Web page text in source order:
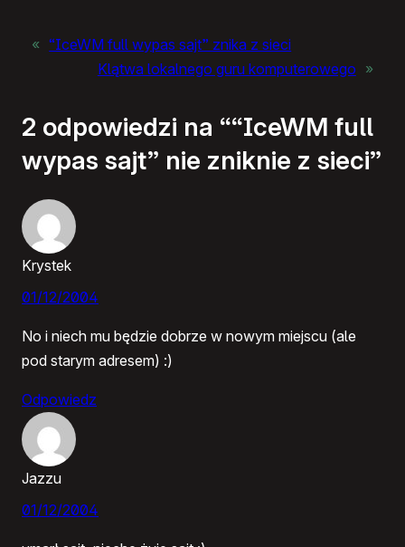
« “IceWM full wypas sajt” znika z sieci
Klątwa lokalnego guru komputerowego »
2 odpowiedzi na ““IceWM full
wypas sajt” nie zniknie z sieci”
Krystek
01/12/2004
No i niech mu będzie dobrze w nowym miejscu (ale
pod starym adresem) :)
Odpowiedz
Jazzu
01/12/2004